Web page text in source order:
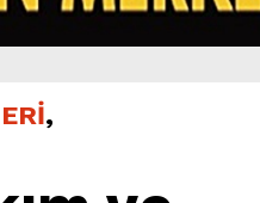
,